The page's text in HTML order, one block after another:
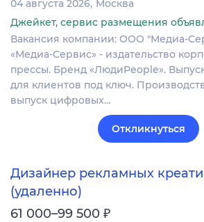
04 августа 2026 Москва
Джейкет, сервис размещения
Вакансия компании: ООО "Медиа-
«Медиа-Сервис» - издательство
прессы. Бренд «ЛюдиPeople».
для клиентов под ключ.
выпуск цифровых…
Откликнуться
Дизайнер рекламных
(удаленно)
61 000–99 500 ₽